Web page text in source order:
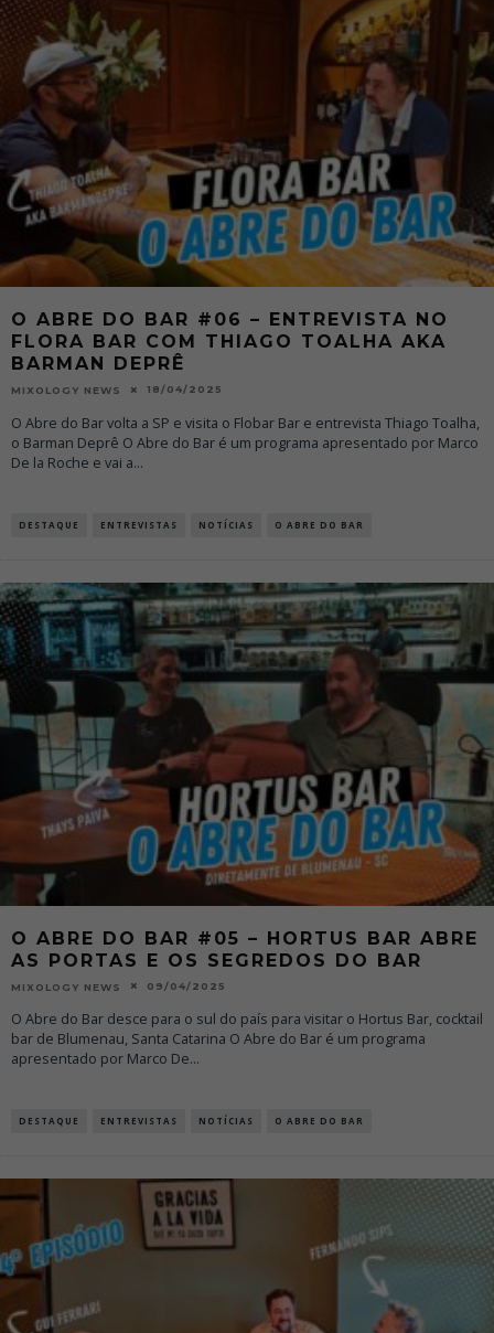
O ABRE DO BAR #06 – ENTREVISTA NO
FLORA BAR COM THIAGO TOALHA AKA
BARMAN DEPRÊ
MIXOLOGY NEWS 18/04/2025
O Abre do Bar volta a SP e visita o Flobar Bar e entrevista Thiago Toalha,
o Barman Deprê O Abre do Bar é um programa apresentado por Marco
De la Roche e vai a...
DESTAQUE ENTREVISTAS NOTÍCIAS O ABRE DO BAR
O ABRE DO BAR #05 – HORTUS BAR ABRE
AS PORTAS E OS SEGREDOS DO BAR
MIXOLOGY NEWS 09/04/2025
O Abre do Bar desce para o sul do país para visitar o Hortus Bar, cocktail
bar de Blumenau, Santa Catarina O Abre do Bar é um programa
apresentado por Marco De...
DESTAQUE ENTREVISTAS NOTÍCIAS O ABRE DO BAR